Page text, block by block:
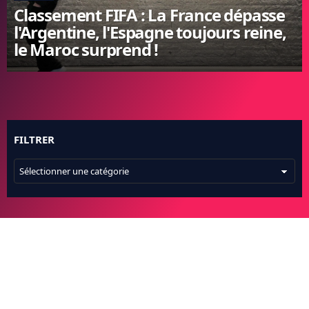
FC BARCELONE
MANCHESTER UNITED
CHELSEA
ARSENAL
Classement FIFA : La France dépasse
l'Argentine, l'Espagne toujours reine,
le Maroc surprend !
FILTRER